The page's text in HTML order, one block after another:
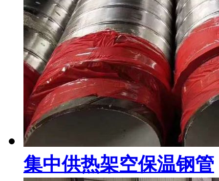
集中供热架空保温钢管